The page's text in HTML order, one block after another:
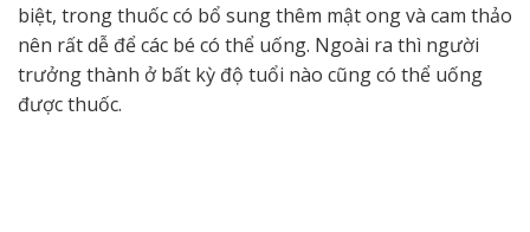
biệt, trong thuốc có bổ sung thêm mật ong và cam thảo
nên rất dễ để các bé có thể uống. Ngoài ra thì người
trưởng thành ở bất kỳ độ tuổi nào cũng có thể uống
được thuốc.